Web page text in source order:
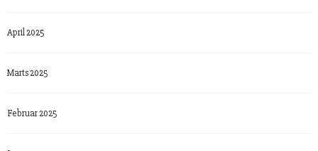
April 2025
Marts 2025
Februar 2025